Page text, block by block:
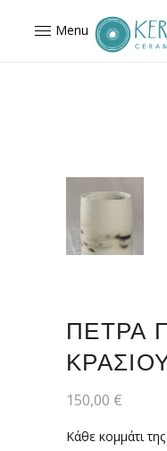
Menu
ΠΕΤΡΑ
150,00 €
Κάθε κομμάτι